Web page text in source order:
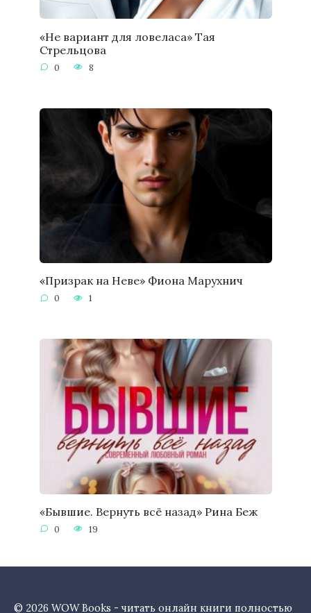
«Не вариант для ловеласа» Тая
Стрельцова
0 8
«Призрак на Неве» Фиона Марухнич
0 1
«Бывшие. Вернуть всё назад» Рина Беж
0 19
© 2026 WOW Books - читать онлайн книги полностью